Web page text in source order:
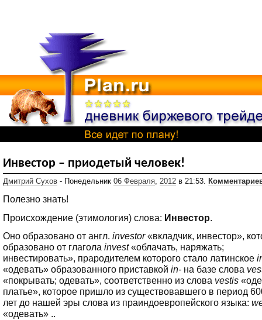
Инвестор – приодетый человек!
Дмитрий Сухов - Понедельник 06 Февраля, 2012 в 21:53.
Полезно знать!
Происхождение (этимология) слова: Инвестор
Оно образовано от англ. investor«вкладчик, инвестор»,
образовано от глагола invest«облачать, наряжать;
инвестировать», прародителем которого стало латинское
«одевать» образованного приставкой in- на базе слова
«покрывать; одевать», соответственно из слова vestis
платье», которое пришло из существовавшего в период
лет до нашей эры слова из праиндоевропейского языка:
«одевать» ..